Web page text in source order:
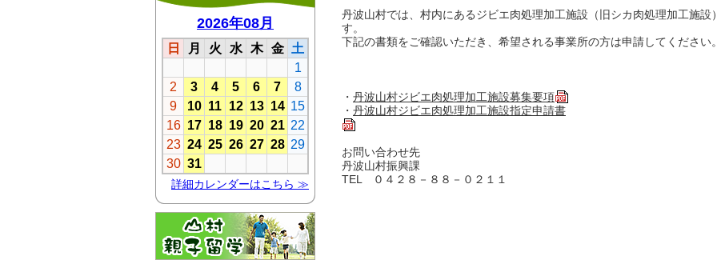
丹波山村では、村内にあるジビエ肉処理加工施設（旧シカ肉処理加工施設
す。
下記の書類をご確認いただき、希望される事業所の方は申請してください。
・ 丹波山村ジビエ肉処理加工施設募集要項
・ 丹波山村ジビエ肉処理加工施設指定申請書
お問い合わせ先
丹波山村振興課
TEL ０４２８－８８－０２１１